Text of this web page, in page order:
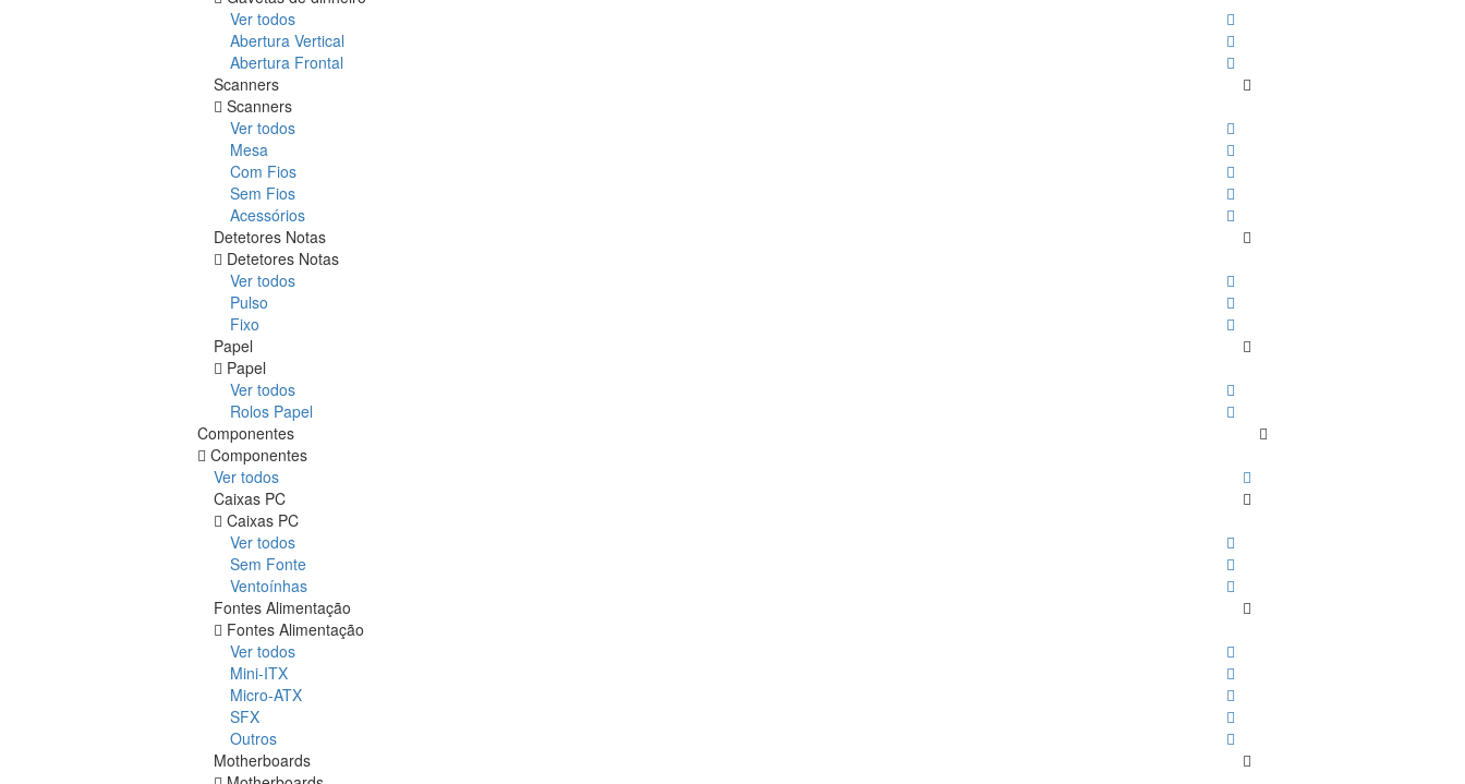
Ver todos
Abertura Vertical
Abertura Frontal
Scanners
Scanners
Ver todos
Mesa
Com Fios
Sem Fios
Acessórios
Detetores Notas
Detetores Notas
Ver todos
Pulso
Fixo
Papel
Papel
Ver todos
Rolos Papel
Componentes
Componentes
Ver todos
Caixas PC
Caixas PC
Ver todos
Sem Fonte
Ventoínhas
Fontes Alimentação
Fontes Alimentação
Ver todos
Mini-ITX
Micro-ATX
SFX
Outros
Motherboards